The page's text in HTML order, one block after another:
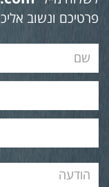
פרטיכם ונשוב